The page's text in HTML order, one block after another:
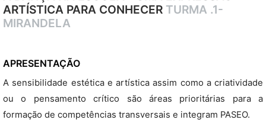
ARTÍSTICA PARA CONHECER TURMA .1-
MIRANDELA
APRESENTAÇÃO
A sensibilidade estética e artística assim como a criatividade
ou o pensamento crítico são áreas prioritárias para a
formação de competências transversais e integram PASEO.